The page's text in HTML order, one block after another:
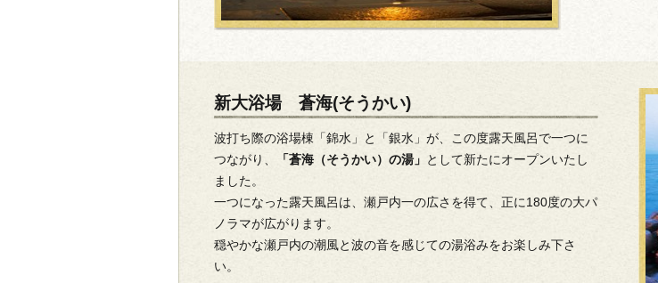
新大浴場 蒼海(そうかい)
波打ち際の浴場棟「錦水」と「銀水」が、この度露天風呂で一つに
つながり、
「蒼海（そうかい）の湯」 として新たにオープンいたし
ました。
一つになった露天風呂は、瀬戸内一の広さを得て、正に180度の大パ
ノラマが広がります。
穏やかな瀬戸内の潮風と波の音を感じての湯浴みをお楽しみ下さ
い。